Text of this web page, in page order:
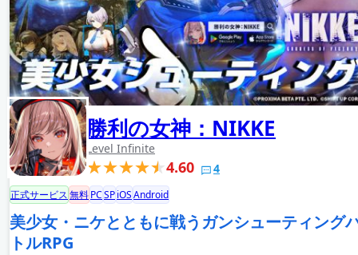
勝利の女神：NIKKE
Level Infinite
4.60 4
正式サービス無料PCSPiOSAndroid
美少女・ニケとともに戦うガンシューティング
トルRPG